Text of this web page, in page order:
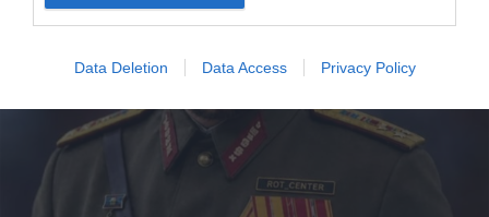
Data Deletion Data Access Privacy Policy